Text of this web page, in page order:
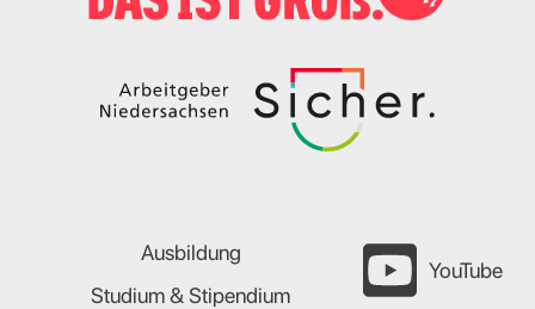
Ausbildung
Studium & Stipendium
YouTube